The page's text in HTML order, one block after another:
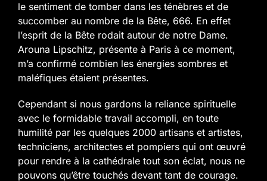
le sentiment de tomber dans les ténèbres et de
succomber au nombre de la Bête, 666. En effet
l’esprit de la Bête rodait autour de notre Dame.
Arouna Lipschitz, présente à Paris à ce moment,
m’a confirmé combien les énergies sombres et
maléfiques étaient présentes.
Cependant si nous gardons la reliance spirituelle
avec le formidable travail accompli, en toute
humilité par les quelques 2000 artisans et artistes,
techniciens, architectes et pompiers qui ont œuvré
pour rendre à la cathédrale tout son éclat, nous ne
pouvons qu’être touchés devant tant de courage.